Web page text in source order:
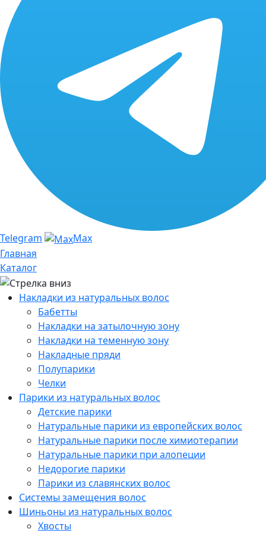
Telegram
Max
Главная
Каталог
Накладки из натуральных волос
Бабетты
Накладки на затылочную зону
Накладки на теменную зону
Накладные пряди
Полупарики
Челки
Парики из натуральных волос
Детские парики
Натуральные парики из европейских волос
Натуральные парики после химиотерапии
Натуральные парики при алопеции
Недорогие парики
Парики из славянских волос
Системы замещения волос
Шиньоны из натуральных волос
Хвосты